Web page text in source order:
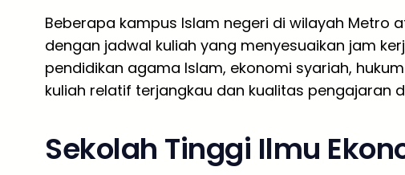
Beberapa kampus Islam negeri di wilayah Metro
dengan jadwal kuliah yang menyesuaikan jam
pendidikan agama Islam, ekonomi syariah,
kuliah relatif terjangkau dan kualitas pengajaran
Sekolah Tinggi Ilmu